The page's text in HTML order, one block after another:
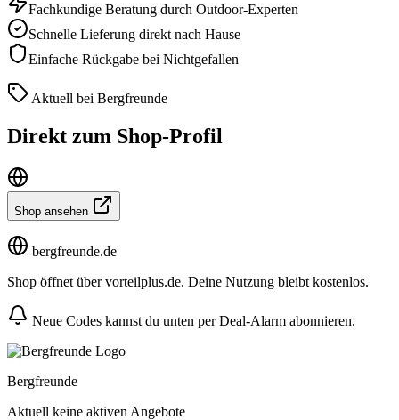
Fachkundige Beratung durch Outdoor-Experten
Schnelle Lieferung direkt nach Hause
Einfache Rückgabe bei Nichtgefallen
Aktuell bei Bergfreunde
Direkt zum Shop-Profil
Shop ansehen
bergfreunde.de
Shop öffnet über vorteilplus.de. Deine Nutzung bleibt kostenlos.
Neue Codes kannst du unten per Deal-Alarm abonnieren.
Bergfreunde
Aktuell keine aktiven Angebote